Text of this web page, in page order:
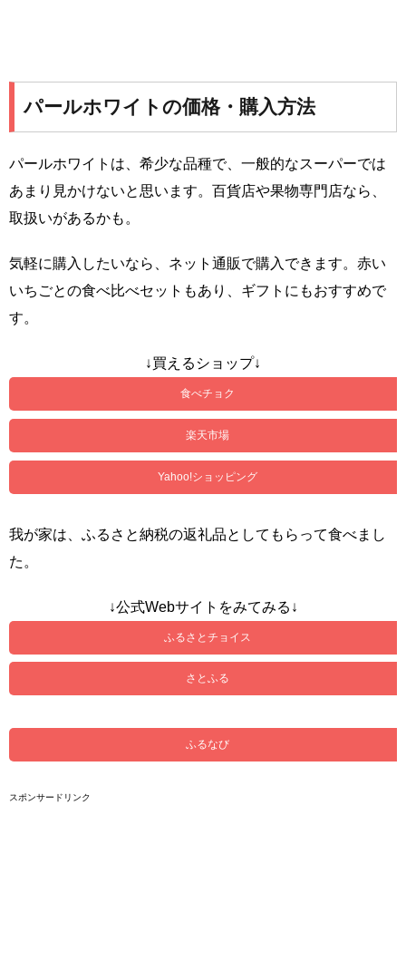
パールホワイトの価格・購入方法
パールホワイトは、希少な品種で、一般的なスーパーでは
あまり見かけないと思います。百貨店や果物専門店なら、
取扱いがあるかも。
気軽に購入したいなら、ネット通販で購入できます。赤い
いちごとの食べ比べセットもあり、ギフトにもおすすめで
す。
↓買えるショップ↓
食べチョク
楽天市場
Yahoo!ショッピング
我が家は、ふるさと納税の返礼品としてもらって食べまし
た。
↓公式Webサイトをみてみる↓
ふるさとチョイス
さとふる
ふるなび
スポンサードリンク